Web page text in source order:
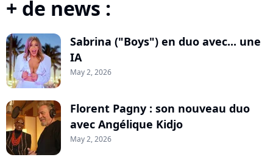
+ de news :
Sabrina ("Boys") en duo avec... une
IA
May 2, 2026
Florent Pagny : son nouveau duo
avec Angélique Kidjo
May 2, 2026